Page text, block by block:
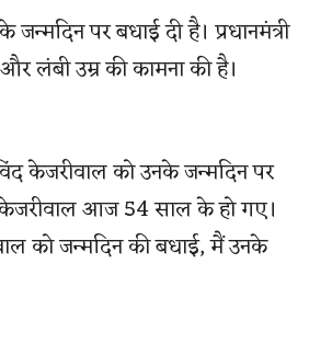
पर बधाई दी है। प्रधानमंत्री
लंबी उम्र की कामना की है।
केजरीवाल को उनके जन्मदिन पर
केजरीवाल आज 54 साल के हो गए।
को जन्मदिन की बधाई, मैं उनके